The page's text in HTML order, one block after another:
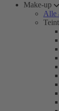
Make-up
Alle
Teint